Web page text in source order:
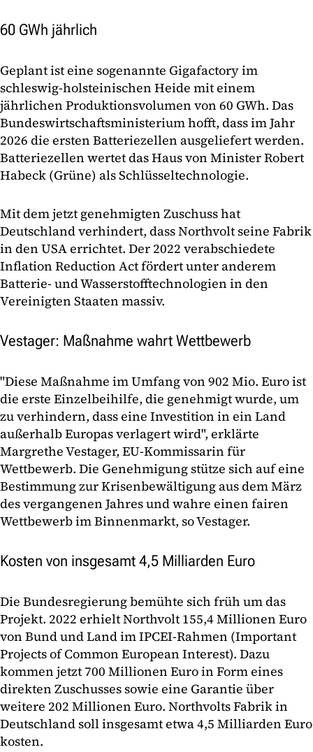
60 GWh jährlich
Geplant ist eine sogenannte Gigafactory im
schleswig-holsteinischen Heide mit einem
jährlichen Produktionsvolumen von 60 GWh. Das
Bundeswirtschaftsministerium hofft, dass im Jahr
2026 die ersten Batteriezellen ausgeliefert werden.
Batteriezellen wertet das Haus von Minister Robert
Habeck (Grüne) als Schlüsseltechnologie.
Mit dem jetzt genehmigten Zuschuss hat
Deutschland verhindert, dass Northvolt seine Fabrik
in den USA errichtet. Der 2022 verabschiedete
Inflation Reduction Act fördert unter anderem
Batterie- und Wasserstofftechnologien in den
Vereinigten Staaten massiv.
Vestager: Maßnahme wahrt Wettbewerb
"Diese Maßnahme im Umfang von 902 Mio. Euro ist
die erste Einzelbeihilfe, die genehmigt wurde, um
zu verhindern, dass eine Investition in ein Land
außerhalb Europas verlagert wird", erklärte
Margrethe Vestager, EU-Kommissarin für
Wettbewerb. Die Genehmigung stütze sich auf eine
Bestimmung zur Krisenbewältigung aus dem März
des vergangenen Jahres und wahre einen fairen
Wettbewerb im Binnenmarkt, so Vestager.
Kosten von insgesamt 4,5 Milliarden Euro
Die Bundesregierung bemühte sich früh um das
Projekt. 2022 erhielt Northvolt 155,4 Millionen Euro
von Bund und Land im IPCEI-Rahmen (Important
Projects of Common European Interest). Dazu
kommen jetzt 700 Millionen Euro in Form eines
direkten Zuschusses sowie eine Garantie über
weitere 202 Millionen Euro. Northvolts Fabrik in
Deutschland soll insgesamt etwa 4,5 Milliarden Euro
kosten.